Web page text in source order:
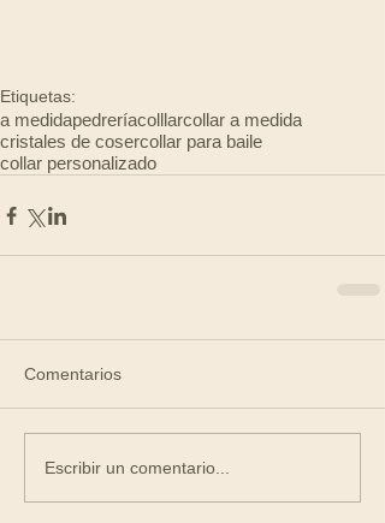
Etiquetas:
a medidapedreríacolllarcollar a medida
cristales de cosercollar para baile
collar personalizado
Comentarios
Escribir un comentario...